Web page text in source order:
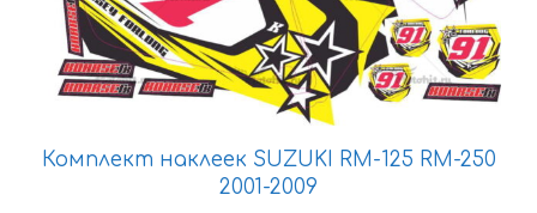
Комплект наклеек SUZUKI RM-125 RM-250
2001-2009